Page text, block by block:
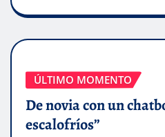
ÚLTIMO MOMENTO
De novia con un
escalofríos”